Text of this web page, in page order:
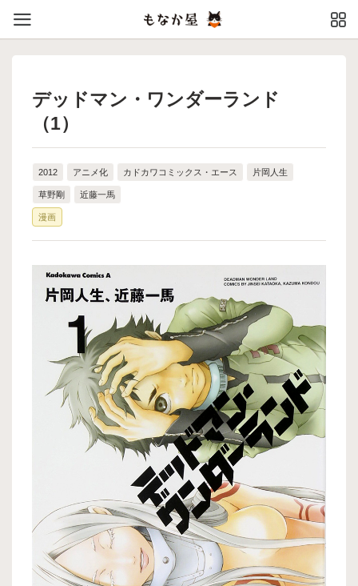
デッドマン・ワンダーランド
（1）
2012 アニメ化 カドカワコミックス・エース 片岡人生
草野剛 近藤一馬
漫画